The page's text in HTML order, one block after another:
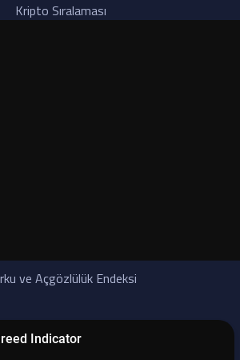
Kripto Sıralaması
ve Açgözlülük Endeksi